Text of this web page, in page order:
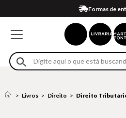
Formas de
Compra 100%
Em até 4x sem
Retire na
Eventos
Livros Direito Direito